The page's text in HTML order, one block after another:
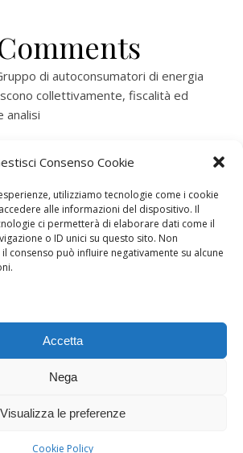
Consenso Cookie
utilizziamo tecnologie come i cookie
alle informazioni del dispositivo. Il
ci permetterà di elaborare dati come il
o ID unici su questo sito. Non
consenso può influire negativamente su alcune
Accetta
Nega
Visualizza le preferenze
Cookie Policy
di autoconsumatori di energia
collettivamente, fiscalità ed
analisi
collettivamente, fiscalità ed
di autoconsumatori di energia
collettivamente, fiscalità ed
analisi
di energia elettrica
Dogana Sostenibile 2026 ©
Ashe Tema di
WP Royal